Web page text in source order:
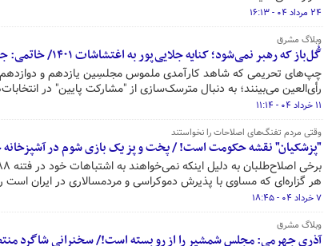
۲۴ مرداد ۰۴ - ۱۶:۱۳
وبلاگ مشرق
گُل‌باز که رهبر نمی‌شود؛ کنایه جلایی‌پور به اغتشاشات ۱۴۰۱/ خاتمی: جامعه در آستانه انفجار است!
چپ‌های تحریمی که شاهد کارآمدی ملموس مجلسِین یازدهم و دوازدهم
رأی‌العین می‌بینند؛ به دنبال مترسک‌سازی از "مشارکت پایین" در
۱۱ خرداد ۰۴ - ۱۱:۱۴
وقتی مردم تفنگ‌های اصلاحات را نخواستند
"پزشکیان" نقشه حکومت است! / پخت و پز یک بازی شوم در
هر گزاره‌ای که مساوی با پذیرش دموکراسی و مردمسالاری در ایران است
۷ خرداد ۰۴ - ۱۸:۴۵
وبلاگ مشرق
آذری جهرمی: مجلس شمشیر را از رو بسته است!/ سخنرانی شاگرد